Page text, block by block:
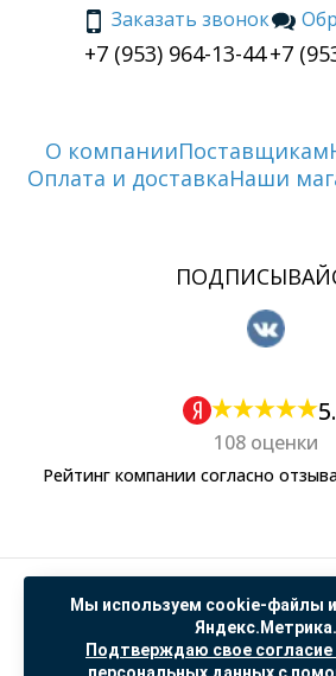
Заказать звонок
+7 (953) 964-13-44+7
О компанииПоставщикам
Оплата и доставкаНаши
108 оценки
Рейтинг компании согласно
Политика обработки
Согласие на обработку данных
"© ООО “САНТЕХГИД”, 2026. Все права защищены.
офертой, цены и информация на сайте
Мы используем cookie-файлы и
Яндекс.Метрика.
Подтверждаю свое согласие